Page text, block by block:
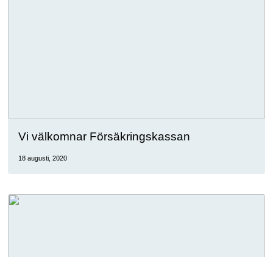
Vi välkomnar Försäkringskassan
18 augusti, 2020